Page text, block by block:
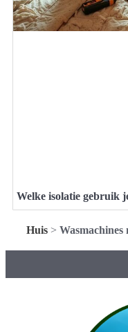
Welke isolatie gebruik
Huis >